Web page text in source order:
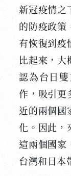
新冠疫情之
的防疫政策
有恢復到疫
比起來，大
認為台日
作，吸引更
近的兩個國
化。因此，
這兩個國家
台灣和日本